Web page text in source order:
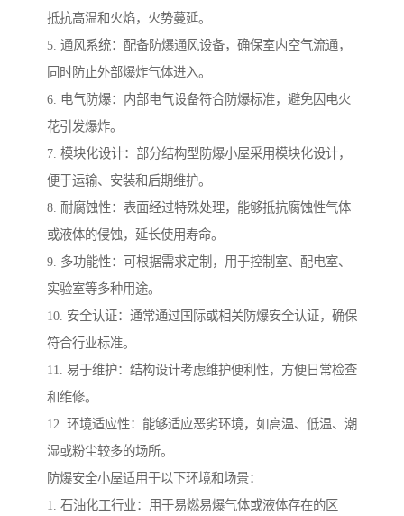
抵抗高温和火焰，火势蔓延。
5. 通风系统：配备防爆通风设备，确保室内空气流通，
同时防止外部爆炸气体进入。
6. 电气防爆：内部电气设备符合防爆标准，避免因电火
花引发爆炸。
7. 模块化设计：部分结构型防爆小屋采用模块化设计，
便于运输、安装和后期维护。
8. 耐腐蚀性：表面经过特殊处理，能够抵抗腐蚀性气体
或液体的侵蚀，延长使用寿命。
9. 多功能性：可根据需求定制，用于控制室、配电室、
实验室等多种用途。
10. 安全认证：通常通过国际或相关防爆安全认证，确保
符合行业标准。
11. 易于维护：结构设计考虑维护便利性，方便日常检查
和维修。
12. 环境适应性：能够适应恶劣环境，如高温、低温、潮
湿或粉尘较多的场所。
防爆安全小屋适用于以下环境和场景：
1. 石油化工行业：用于易燃易爆气体或液体存在的区